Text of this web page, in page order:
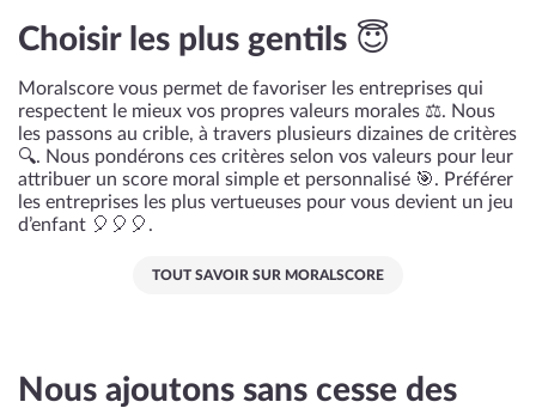
Choisir les plus gentils 😇
Moralscore vous permet de favoriser les entreprises qui
respectent le mieux vos propres valeurs morales ⚖️. Nous
les passons au crible, à travers plusieurs dizaines de critères
🔍. Nous pondérons ces critères selon vos valeurs pour leur
attribuer un score moral simple et personnalisé 🎯. Préférer
les entreprises les plus vertueuses pour vous devient un jeu
d’enfant 🎈🎈🎈.
TOUT SAVOIR SUR MORALSCORE
Nous ajoutons sans cesse des